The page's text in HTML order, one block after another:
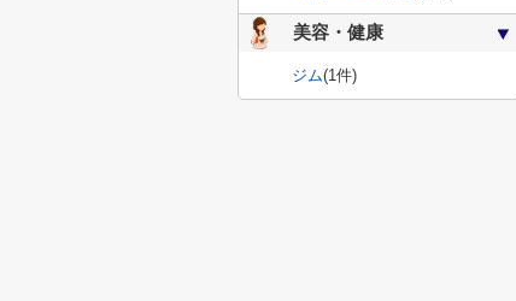
美容・健康
ジム(1件)